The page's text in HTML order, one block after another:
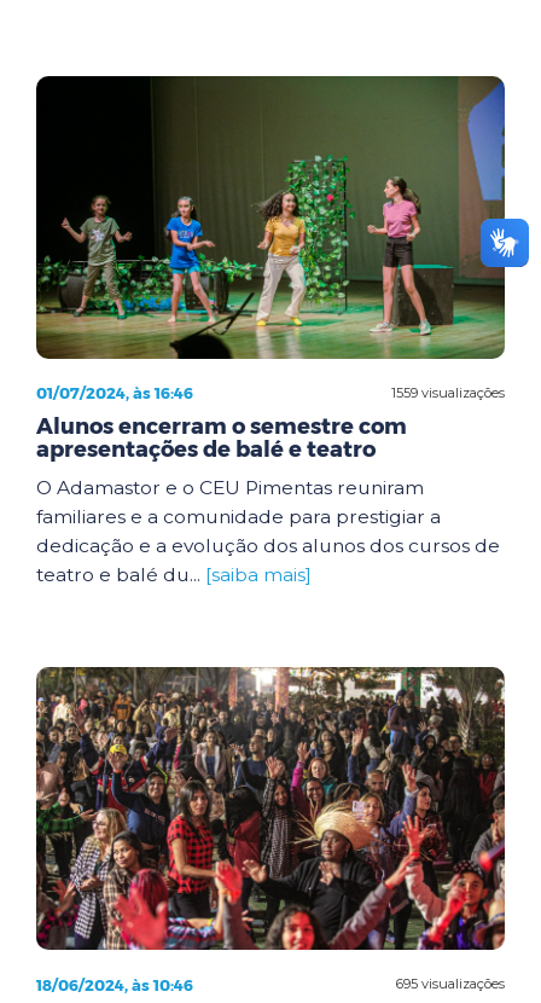
1559 visualizações
01/07/2024, às 16:46
Alunos encerram o semestre com
apresentações de balé e teatro
O Adamastor e o CEU Pimentas reuniram
familiares e a comunidade para prestigiar a
dedicação e a evolução dos alunos dos cursos de
teatro e balé du... [saiba mais]
695 visualizações
18/06/2024, às 10:46